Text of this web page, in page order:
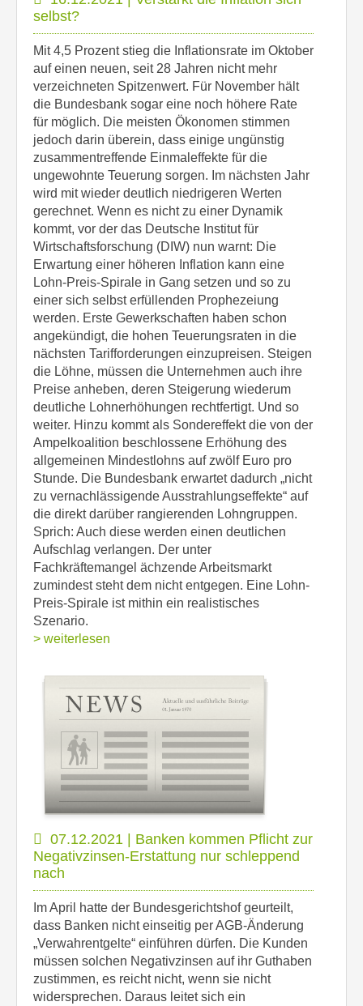
selbst?
Mit 4,5 Prozent stieg die Inflationsrate im Oktober
auf einen neuen, seit 28 Jahren nicht mehr
verzeichneten Spitzenwert. Für November hält
die Bundesbank sogar eine noch höhere Rate
für möglich. Die meisten Ökonomen stimmen
jedoch darin überein, dass einige ungünstig
zusammentreffende Einmaleffekte für die
ungewohnte Teuerung sorgen. Im nächsten Jahr
wird mit wieder deutlich niedrigeren Werten
gerechnet. Wenn es nicht zu einer Dynamik
kommt, vor der das Deutsche Institut für
Wirtschaftsforschung (DIW) nun warnt: Die
Erwartung einer höheren Inflation kann eine
Lohn-Preis-Spirale in Gang setzen und so zu
einer sich selbst erfüllenden Prophezeiung
werden. Erste Gewerkschaften haben schon
angekündigt, die hohen Teuerungsraten in die
nächsten Tarifforderungen einzupreisen. Steigen
die Löhne, müssen die Unternehmen auch ihre
Preise anheben, deren Steigerung wiederum
deutliche Lohnerhöhungen rechtfertigt. Und so
weiter. Hinzu kommt als Sondereffekt die von der
Ampelkoalition beschlossene Erhöhung des
allgemeinen Mindestlohns auf zwölf Euro pro
Stunde. Die Bundesbank erwartet dadurch „nicht
zu vernachlässigende Ausstrahlungseffekte“ auf
die direkt darüber rangierenden Lohngruppen.
Sprich: Auch diese werden einen deutlichen
Aufschlag verlangen. Der unter
Fachkräftemangel ächzende Arbeitsmarkt
zumindest steht dem nicht entgegen. Eine Lohn-
Preis-Spirale ist mithin ein realistisches
Szenario.
> weiterlesen
07.12.2021 | Banken kommen Pflicht zur
Negativzinsen-Erstattung nur schleppend
nach
Im April hatte der Bundesgerichtshof geurteilt,
dass Banken nicht einseitig per AGB-Änderung
„Verwahrentgelte“ einführen dürfen. Die Kunden
müssen solchen Negativzinsen auf ihr Guthaben
zustimmen, es reicht nicht, wenn sie nicht
widersprechen. Daraus leitet sich ein